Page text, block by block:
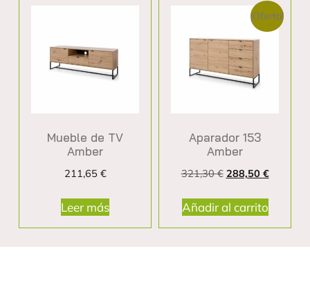
Mueble de TV
Amber
211,65 €
Leer más
¡Oferta!
Aparador 153
Amber
321,30€ 288,50 €
Añadir al carrito